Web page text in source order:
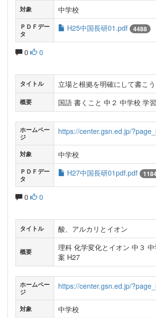
対象 中学校
ＰＤＦデー
タ
H25中国長研01.pdf 4488
0 0
タイトル 立場と根拠を明確にして書こう
概要 国語 書くこと 中２ 中学校 学
ホームペー
ジ
https://center.gsn.ed.jp/
対象 中学校
ＰＤＦデー
タ
H27中国長研01pdf.pdf
0 0
タイトル 酸、アルカリとイオン
概要
理科 化学変化とイオン 中３
案 H27
ホームペー
ジ
https://center.gsn.ed.jp/
対象 中学校